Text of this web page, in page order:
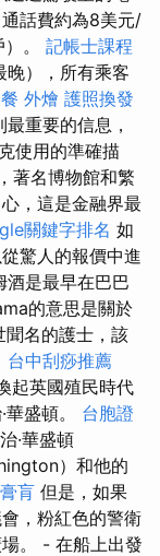
話費約為8美元/
。 記帳士課程
晚），所有乘客
外燴 護照換發
重要的信息，
使用的準確描
著名博物館和繁
，這是金融界最
關鍵字排名 如
驚人的報價中進
酒是最早在巴巴
的意思是關於
聞名的護士，該
台中刮痧推薦
起英國殖民時代
盛頓。 台胞證
·華盛頓
）和他的
膏肓 但是，如果
，粉紅色的警衛
。 - 在船上出發